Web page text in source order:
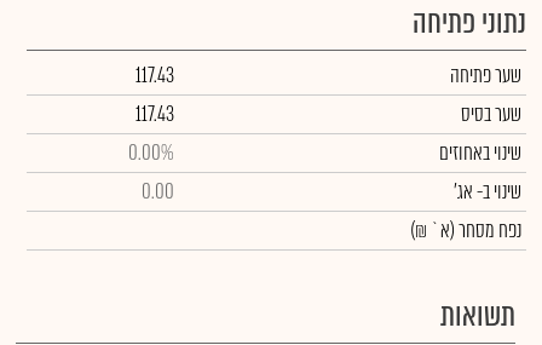
נתוני פתיחה
שער פתיחה
117.43
שער בסיס
117.43
שינוי באחוזים
0.00%
שינויב- אג'
0.00
נפח מסחר(א` ₪)
תשואות